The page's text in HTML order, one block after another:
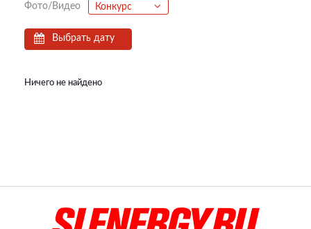
Фото/Видео Конкурс
Выбрать дату
Ничего не найдено